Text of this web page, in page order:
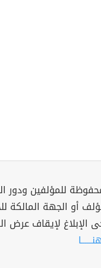
للمؤلفين ودور
أو الجهة المالكة
الإبلاغ لإيقاف عرض
هنــــــا